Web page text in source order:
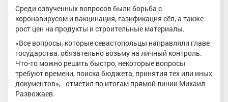
Среди озвученных вопросов были борьба с
коронавирусом и вакцинация, газификация сёл, а также
рост цен на продукты и строительные материалы.
«Все вопросы, которые севастопольцы направляли главе
государства, обязательно возьму на личный контроль.
Что-то можно решить быстро, некоторые вопросы
требуют времени, поиска бюджета, принятия тех или иных
документов», - отметил по итогам прямой линии Михаил
Развожаев.